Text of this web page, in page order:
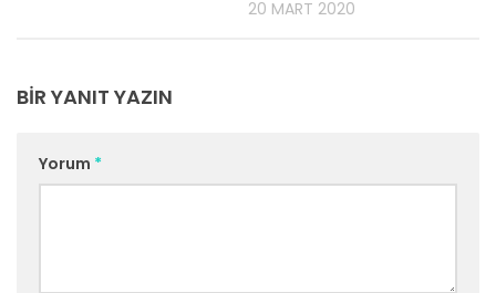
20 MART 2020
BIR YANIT YAZIN
Yorum *